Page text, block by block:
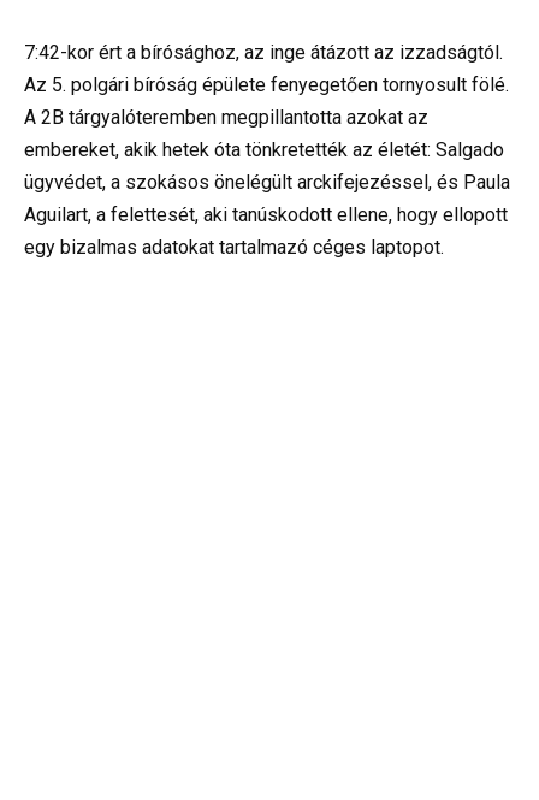
7:42-kor ért a bírósághoz, az inge átázott az izzadságtól.
Az 5. polgári bíróság épülete fenyegetően tornyosult fölé.
A 2B tárgyalóteremben megpillantotta azokat az
embereket, akik hetek óta tönkretették az életét: Salgado
ügyvédet, a szokásos önelégült arckifejezéssel, és Paula
Aguilart, a felettesét, aki tanúskodott ellene, hogy ellopott
egy bizalmas adatokat tartalmazó céges laptopot.